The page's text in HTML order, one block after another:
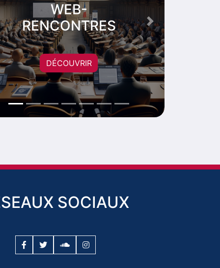
WEB-
DÉCOUVRIR
Next
SOCIAUX